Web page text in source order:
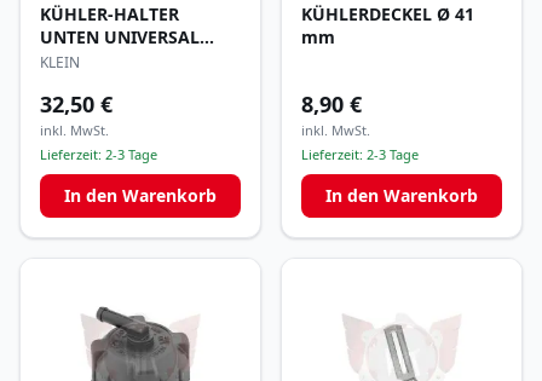
KÜHLER-HALTER
UNTEN UNIVERSAL
CHROM
KLEIN
32,50 €
inkl. MwSt.
Lieferzeit: 2-3 Tage
In den Warenkorb
KÜHLERDECKEL Ø 41
mm
8,90 €
inkl. MwSt.
Lieferzeit: 2-3 Tage
In den Warenkorb